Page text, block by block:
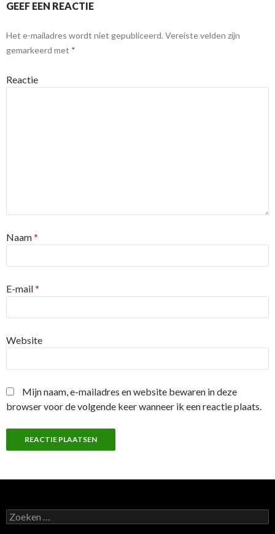
GEEF EEN REACTIE
Het e-mailadres wordt niet gepubliceerd. Vereiste velden zijn
gemarkeerd met *
Reactie
Naam*
E-mail*
Website
Mijn naam, e-mailadres en website bewaren in deze
browser voor de volgende keer wanneer ik een reactie plaats.
Z
o